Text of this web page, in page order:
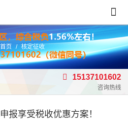
首页 / 核定征收
15137101602
咨询热线
报享受税收优惠方案！